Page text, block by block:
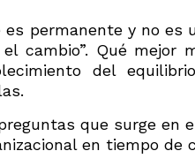
es permanente y no
cambio”. Qué
del
que surge en
en tiempo de